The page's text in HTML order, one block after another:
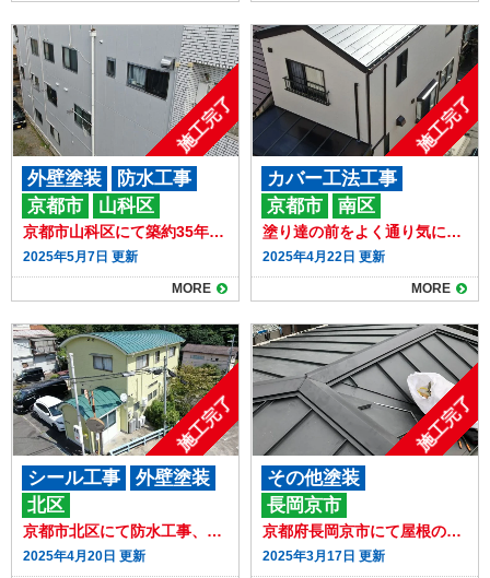
施工完了
京都市山科区にて築約35年のアパートの一部屋が雨漏れしているとのことでお問合せいただきました！
2025年5月7日 更新
MORE
外壁塗装
防水工事
その他工事
京都市 山科区
施工完了
塗り達の前をよく通り気になっていました！！
2025年4月22日 更新
MORE
カバー工法工事
外壁塗装
その他工事
京都市 南区
施工完了
京都市北区にて防水工事、屋根・外壁塗装を行いました！
2025年4月20日 更新
シール工事
外壁塗装
屋根塗装
その他工事
北区
施工完了
京都府長岡京市にて屋根の葺き替え工事（立平板金）と外壁補修・防水工事をいたしました。
2025年3月17日 更新
その他塗装
屋根 葺き替え
防水工事
その他工事
長岡京市